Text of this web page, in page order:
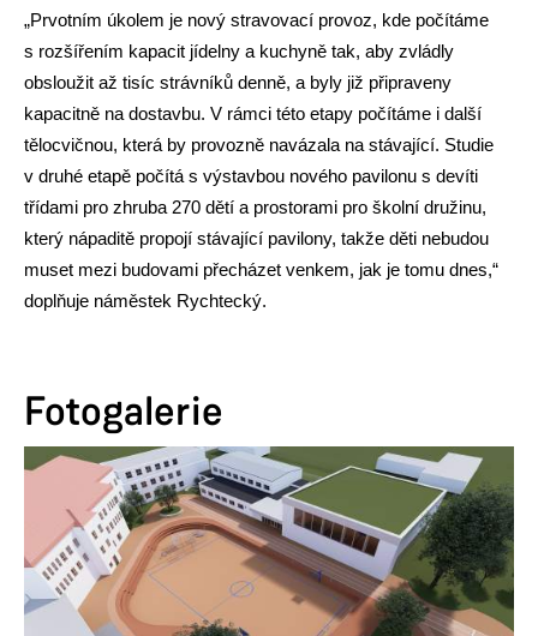
„Prvotním úkolem je nový stravovací provoz, kde počítáme
s rozšířením kapacit jídelny a kuchyně tak, aby zvládly
obsloužit až tisíc strávníků denně, a byly již připraveny
kapacitně na dostavbu. V rámci této etapy počítáme i další
tělocvičnou, která by provozně navázala na stávající. Studie
v druhé etapě počítá s výstavbou nového pavilonu s devíti
třídami pro zhruba 270 dětí a prostorami pro školní družinu,
který nápaditě propojí stávající pavilony, takže děti nebudou
muset mezi budovami přecházet venkem, jak je tomu dnes,“
doplňuje náměstek Rychtecký.
Fotogalerie